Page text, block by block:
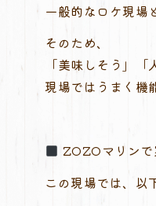
一般的なロケ現場
そのため、
「美味しそう」
現場ではうまく機
ZOZOマリン
この現場では、以